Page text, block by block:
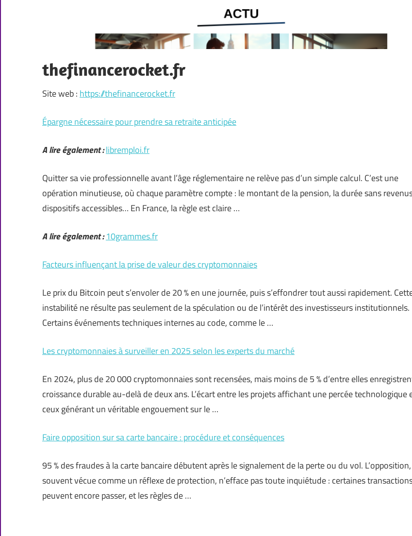
thefinancerocket.fr
Site web : https://thefinancerocket.fr
Épargne nécessaire pour prendre sa retraite anticipée
A lire également :libremploi.fr
Quitter sa vie professionnelle avant l’âge réglementaire ne relève pas d’un simple calcul. C’est une
opération minutieuse, où chaque paramètre compte : le montant de la pension, la durée sans
dispositifs accessibles… En France, la règle est claire …
A lire également : 10grammes.fr
Facteurs influençant la prise de valeur des cryptomonnaies
Le prix du Bitcoin peut s’envoler de 20 % en une journée, puis s’effondrer tout aussi rapidement.
instabilité ne résulte pas seulement de la spéculation ou de l’intérêt des investisseurs institutionnels.
Certains événements techniques internes au code, comme le …
Les cryptomonnaies à surveiller en 2025 selon les experts du marché
En 2024, plus de 20 000 cryptomonnaies sont recensées, mais moins de 5 % d’entre elles
croissance durable au-delà de deux ans. L’écart entre les projets affichant une percée technologique
ceux générant un véritable engouement sur le …
Faire opposition sur sa carte bancaire : procédure et conséquences
95 % des fraudes à la carte bancaire débutent après le signalement de la perte ou du vol. L’opposition,
souvent vécue comme un réflexe de protection, n’efface pas toute inquiétude : certaines
peuvent encore passer, et les règles de …